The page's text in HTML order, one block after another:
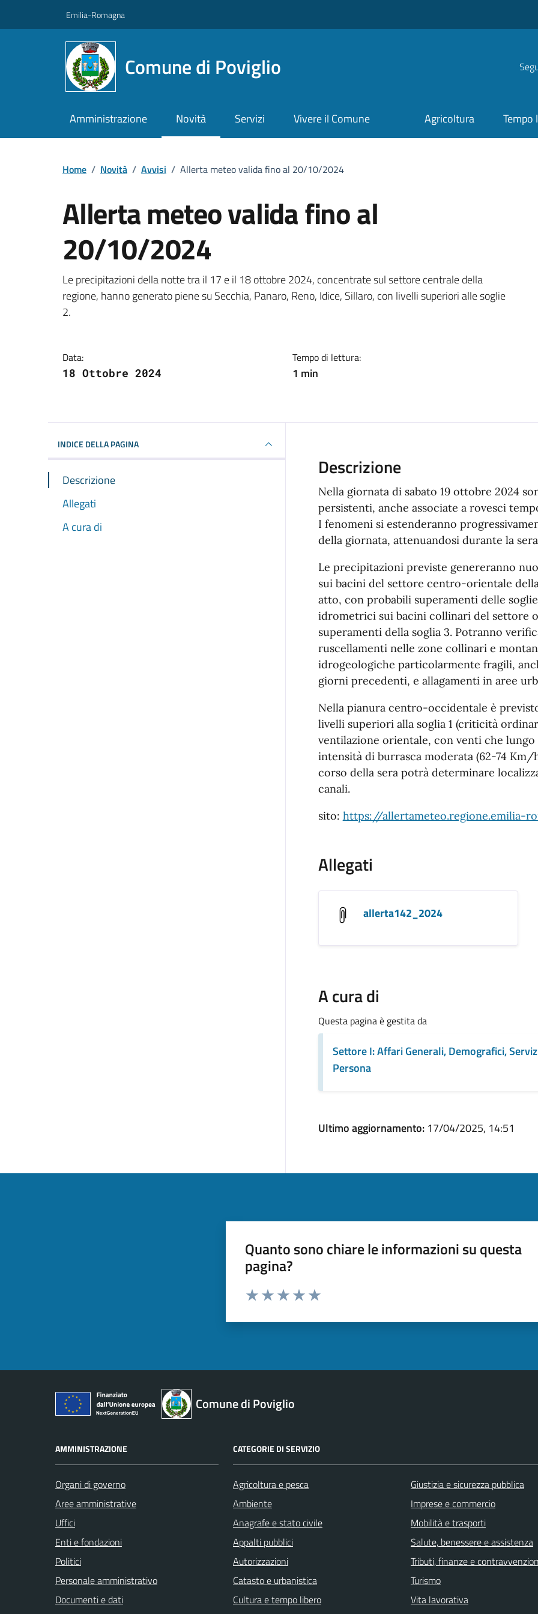
Emilia-Romagna
Comune di Poviglio
Amministrazione Novità Servizi Vivere il Comune Agricoltura Tempo
Home / Novità / Avvisi / Allerta meteo valida fino al 20/10/2024
Allerta meteo valida fino al
20/10/2024
Dettagli della notizia
Le precipitazioni della notte tra il 17 e il 18 ottobre 2024, concentrate sul settore centrale della
regione, hanno generato piene su Secchia, Panaro, Reno, Idice, Sillaro, con livelli superiori alle soglie
2.
Data:
18 Ottobre 2024
Tempo di lettura:
1 min
INDICE DELLA PAGINA
Descrizione
Allegati
A cura di
Descrizione
Nella giornata di sabato 19 ottobre 2024
persistenti, anche associate a rovesci
I fenomeni si estenderanno
della giornata, attenuandosi durante la
Le precipitazioni previste genereranno
sui bacini del settore centro-orientale
atto, con probabili superamenti delle
idrometrici sui bacini collinari del settore
superamenti della soglia 3. Potranno
ruscellamenti nelle zone collinari e
idrogeologiche particolarmente fragili,
giorni precedenti, e allagamenti in aree
Nella pianura centro-occidentale è
livelli superiori alla soglia 1 (criticità
ventilazione orientale, con venti che
intensità di burrasca moderata (62-74 Km/
corso della sera potrà determinare
canali.
sito: https://allertameteo.regione.emilia-
Allegati
allerta142_2024
A cura di
Questa pagina è gestita da
Settore I: Affari Generali, Demografici,
Persona
Ultimo aggiornamento: 17/04/2025, 14:51
Quanto sono chiare le informazioni su questa
pagina?
Comune di Poviglio
AMMINISTRAZIONE
Organi di governo
Aree amministrative
Uffici
Enti e fondazioni
Politici
Personale amministrativo
Documenti e dati
CATEGORIE DI SERVIZIO
Agricoltura e pesca
Ambiente
Anagrafe e stato civile
Appalti pubblici
Autorizzazioni
Catasto e urbanistica
Cultura e tempo libero
Giustizia e sicurezza pubblica
Imprese e commercio
Mobilità e trasporti
Salute, benessere e assistenza
Tributi, finanze e
Turismo
Vita lavorativa